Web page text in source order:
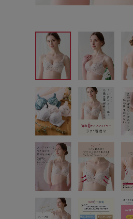
B65
D65 D70
E65 E70
F65 F70
G65 G70
H70 H75
SS S
L LL
S-AB S-CD